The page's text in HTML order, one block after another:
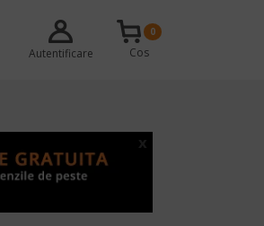
Autentificare
0
Cos
x